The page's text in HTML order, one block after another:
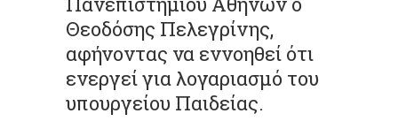
Θεοδόσης Πελεγρίνης,
αφήνοντας να εννοηθεί ότι
ενεργεί για λογαριασμό του
υπουργείου Παιδείας.